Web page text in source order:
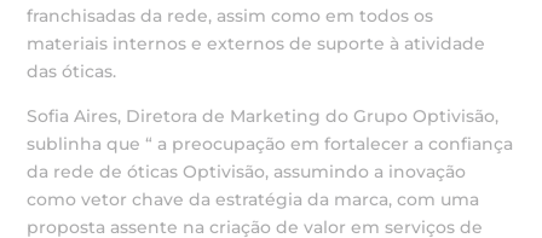
franchisadas da rede, assim como em todos os
materiais internos e externos de suporte à atividade
das óticas.
Sofia Aires, Diretora de Marketing do Grupo Optivisão,
sublinha que “ a preocupação em fortalecer a confiança
da rede de óticas Optivisão, assumindo a inovação
como vetor chave da estratégia da marca, com uma
proposta assente na criação de valor em serviços de